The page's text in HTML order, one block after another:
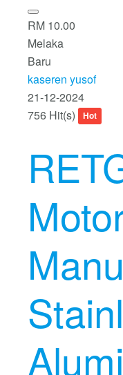
RM 10.00
Melaka
Baru
kaseren yusof
21-12-2024
756 Hit(s)
Hot